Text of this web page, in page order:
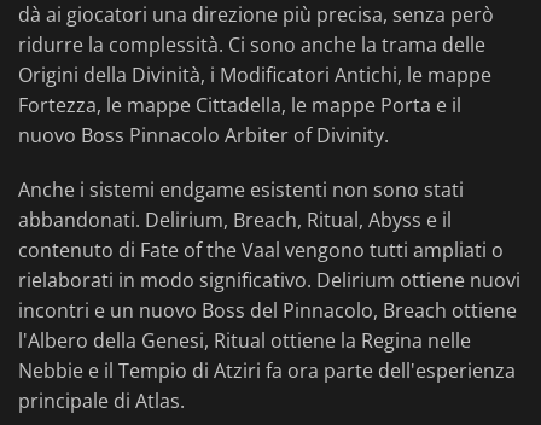
dà ai giocatori una direzione più precisa, senza però
ridurre la complessità. Ci sono anche la trama delle
Origini della Divinità, i Modificatori Antichi, le mappe
Fortezza, le mappe Cittadella, le mappe Porta e il
nuovo Boss Pinnacolo Arbiter of Divinity.
Anche i sistemi endgame esistenti non sono stati
abbandonati. Delirium, Breach, Ritual, Abyss e il
contenuto di Fate of the Vaal vengono tutti ampliati o
rielaborati in modo significativo. Delirium ottiene nuovi
incontri e un nuovo Boss del Pinnacolo, Breach ottiene
l'Albero della Genesi, Ritual ottiene la Regina nelle
Nebbie e il Tempio di Atziri fa ora parte dell'esperienza
principale di Atlas.